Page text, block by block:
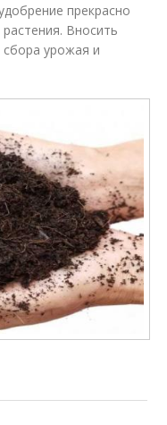
прекрасно
Вносить
урожая и